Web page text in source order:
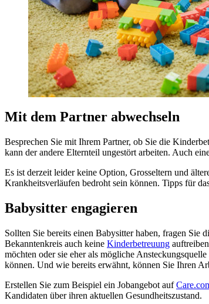
Mit dem Partner abwechseln
Besprechen Sie mit Ihrem Partner, ob Sie die
kann der andere Elternteil ungestört arbeiten. Auch
Es ist derzeit leider keine Option, Grosseltern und
Krankheitsverläufen bedroht sein können. Tipps für
Babysitter engagieren
Sollten Sie bereits einen Babysitter haben, fragen Sie
Bekanntenkreis auch keine Kinderbetreuung
möchten oder sie eher als mögliche
können. Und wie bereits erwähnt, können Sie Ihren
Erstellen Sie zum Beispiel ein Jobangebot auf
Kandidaten über ihren aktuellen Gesundheitszustand.